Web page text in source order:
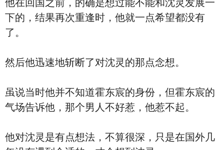
他在回国之前，的确是想过能不能和沈灵发展一
下的，结果再次重逢时，他就一点希望都没有
了。
然后他迅速地斩断了对沈灵的那点念想。
虽说当时他并不知道霍东宸的身份，但霍东宸的
气场告诉他，那个男人不好惹，他惹不起。
他对沈灵是有点想法，不算很深，只是在国外几